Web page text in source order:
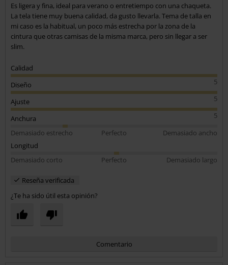
Es ligera y fina, ideal para verano o entretiempo con una chaqueta.
La tela tiene muy buena calidad, da gusto llevarla. Tema de talla en
mi caso es la habitual, un poco más estrecha por la zona de la
cintura que otras camisas de la misma marca, pero sin llegar a ser
slim.
Calidad
5
Diseño
5
Ajuste
5
Anchura
Demasiado estrecho
Perfecto
Demasiado ancho
Longitud
Demasiado corto
Perfecto Demasiado largo
Reseña verificada
¿Te ha sido útil esta opinión?
Comentario